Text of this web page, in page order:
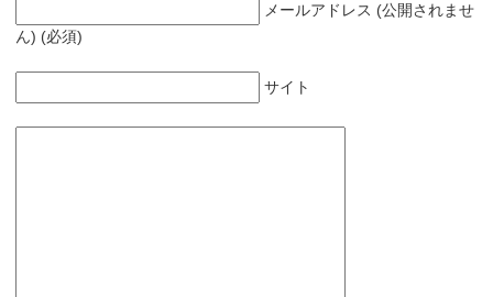
メールアドレス (公開されませ
ん) (必須)
サイト